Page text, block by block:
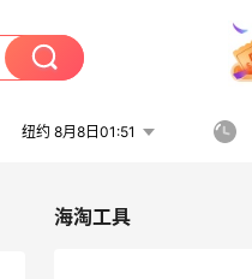
纽约 8月8日01:51
海淘工具